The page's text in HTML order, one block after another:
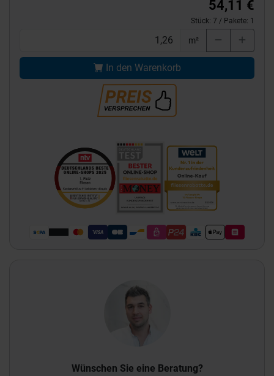
54,11 €
Stück: 7 / Pakete: 1
m²
In den Warenkorb
Wünschen Sie eine Beratung?